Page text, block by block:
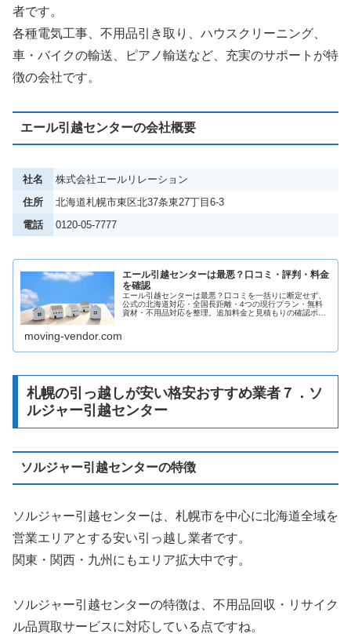
者です。
各種電気工事、不用品引き取り、ハウスクリーニング、
車・バイクの輸送、ピアノ輸送など、充実のサポートが特
徴の会社です。
エール引越センターの会社概要
社名
株式会社エールリレーション
住所
北海道札幌市東区北37条東27丁目6-3
電話
0120-05-7777
エール引越センターは最悪？口コミ・評判・料金
を確認
エール引越センターは最悪？口コミを一括りに断定せず、
公式の北海道対応・全国長距離・4つの現行プラン・無料
資材・不用品対応を整理。追加料金と見積もりの確認ポイ
moving-vendor.com
札幌の引っ越しが安い格安おすすめ業者７．ソ
ルジャー引越センター
ソルジャー引越センターの特徴
ソルジャー引越センターは、札幌市を中心に北海道全域を
営業エリアとする安い引っ越し業者です。
関東・関西・九州にもエリア拡大中です。
ソルジャー引越センターの特徴は、不用品回収・リサイク
ル品買取サービスに対応している点ですね。